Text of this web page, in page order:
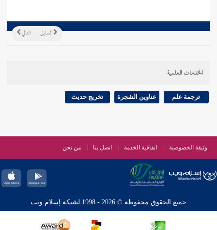
التالي السابق
الخدمات العلمية
ترجمة علم عناوين الشجرة تخريج حديث
وثيقة الخصوصية اتفاقية الخدمة اتصل بنا من نحن
جميع الحقوق محفوظة © 2026 - 1998 لشبكة إسلام ويب